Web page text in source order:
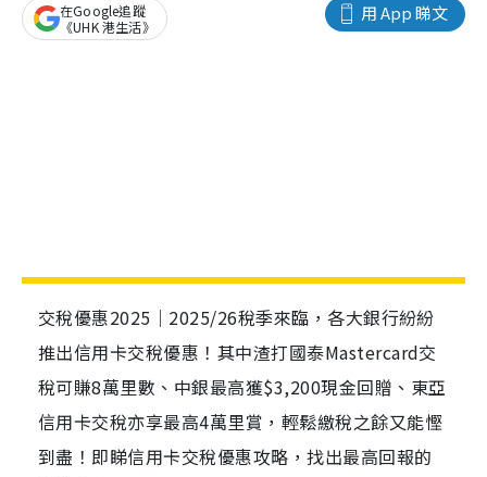
用 App 睇文
在Google追蹤
《UHK 港生活》
交稅優惠2025｜2025/26稅季來臨，各大銀行紛紛
推出信用卡交稅優惠！其中渣打國泰Mastercard交
稅可賺8萬里數、中銀最高獲$3,200現金回贈、東亞
信用卡交稅亦享最高4萬里賞，輕鬆繳稅之餘又能慳
到盡！即睇信用卡交稅優惠攻略，找出最高回報的